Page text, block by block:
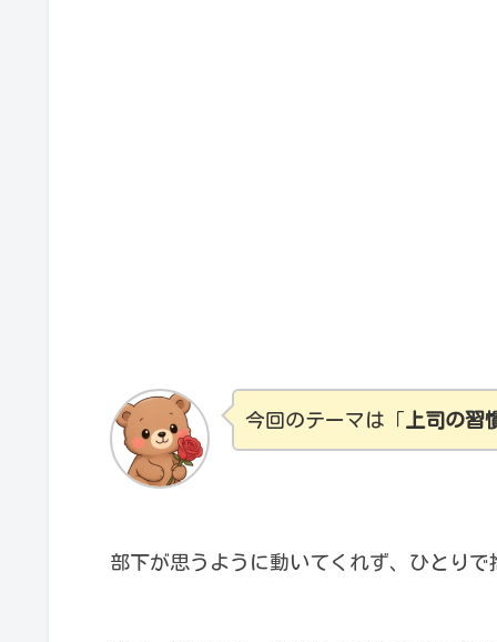
今回のテーマは「 上司の習
部下が思うように動いてくれず、ひとり